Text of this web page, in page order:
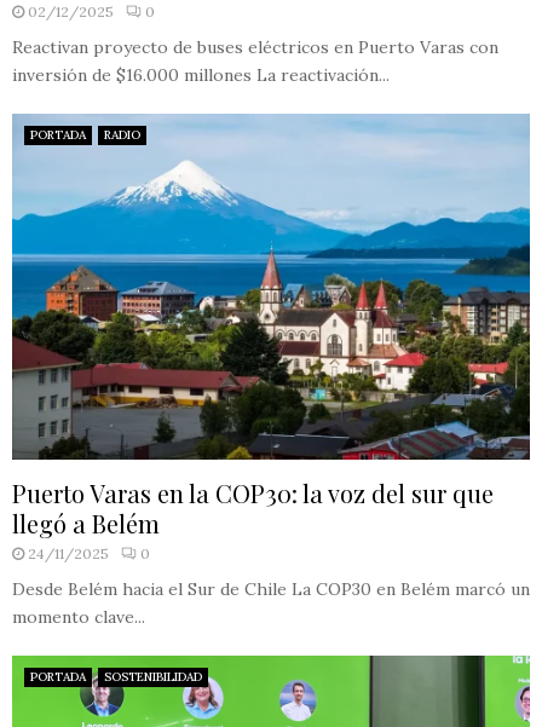
02/12/2025 0
Reactivan proyecto de buses eléctricos en Puerto Varas con
inversión de $16.000 millones La reactivación...
PORTADA RADIO
Puerto Varas en la COP30: la voz del sur que
llegó a Belém
24/11/2025 0
Desde Belém hacia el Sur de Chile La COP30 en Belém marcó un
momento clave...
PORTADA SOSTENIBILIDAD